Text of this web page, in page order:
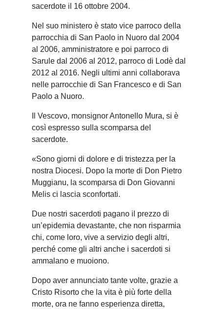
sacerdote il 16 ottobre 2004.
Nel suo ministero è stato vice parroco della
parrocchia di San Paolo in Nuoro dal 2004
al 2006, amministratore e poi parroco di
Sarule dal 2006 al 2012, parroco di Lodè dal
2012 al 2016. Negli ultimi anni collaborava
nelle parrocchie di San Francesco e di San
Paolo a Nuoro.
Il Vescovo, monsignor Antonello Mura, si è
così espresso sulla scomparsa del
sacerdote.
«Sono giorni di dolore e di tristezza per la
nostra Diocesi. Dopo la morte di Don Pietro
Muggianu, la scomparsa di Don Giovanni
Melis ci lascia sconfortati.
Due nostri sacerdoti pagano il prezzo di
un’epidemia devastante, che non risparmia
chi, come loro, vive a servizio degli altri,
perché come gli altri anche i sacerdoti si
ammalano e muoiono.
Dopo aver annunciato tante volte, grazie a
Cristo Risorto che la vita è più forte della
morte, ora ne fanno esperienza diretta,